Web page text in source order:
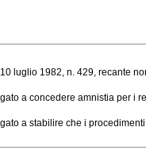
luglio 1982, n. 429, recante
a concedere amnistia per i
a stabilire che i